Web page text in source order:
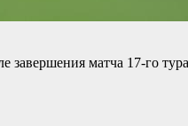
матча 17‑го